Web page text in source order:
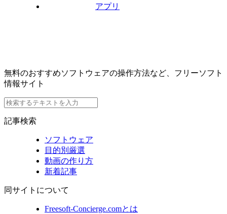
アプリ
無料のおすすめソフトウェアの操作方法など、フリーソフト
情報サイト
記事検索
ソフトウェア
目的別厳選
動画の作り方
新着記事
同サイトについて
Freesoft-Concierge.comとは